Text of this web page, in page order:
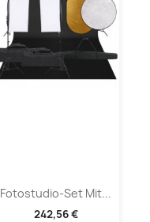
Fotostudio-Set Mit...
242,56 €